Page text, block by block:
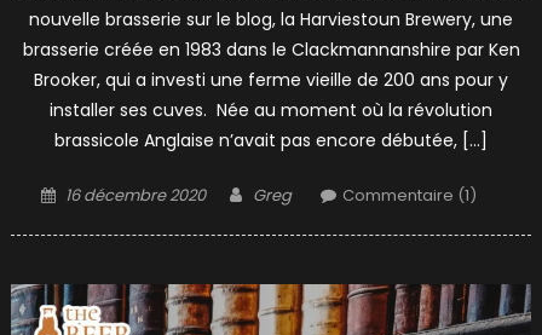
nouvelle brasserie sur le blog, la Harviestoun Brewery, une
brasserie créée en 1983 dans le Clackmannanshire par Ken
Brooker, qui a investi une ferme vieille de 200 ans pour y
installer ses cuves. Née au moment où la révolution
brassicole Anglaise n’avait pas encore débutée, […]
Posted
16 décembre 2020 Author
Greg Commentaire (1)